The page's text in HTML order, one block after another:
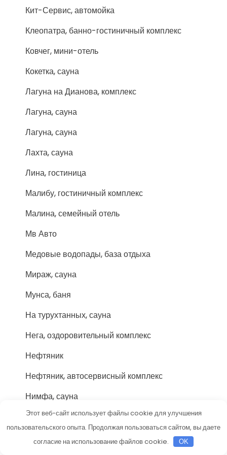
Кит-Сервис, автомойка
Клеопатра, банно-гостиничный комплекс
Ковчег, мини-отель
Кокетка, сауна
Лагуна на Дианова, комплекс
Лагуна, сауна
Лагуна, сауна
Лахта, сауна
Лина, гостиница
Малибу, гостиничный комплекс
Малина, семейный отель
Мв Авто
Медовые водопады, база отдыха
Мираж, сауна
Мунса, баня
На турухтанных, сауна
Нега, оздоровительный комплекс
Нефтяник
Нефтяник, автосервисный комплекс
Нимфа, сауна
Обслуживание и ремонт садовой техники
Villartec
Этот веб-сайт использует файлы cookie для улучшения
пользовательского опыта. Продолжая пользоваться сайтом, вы даете
согласие на использование файлов cookie.
OK